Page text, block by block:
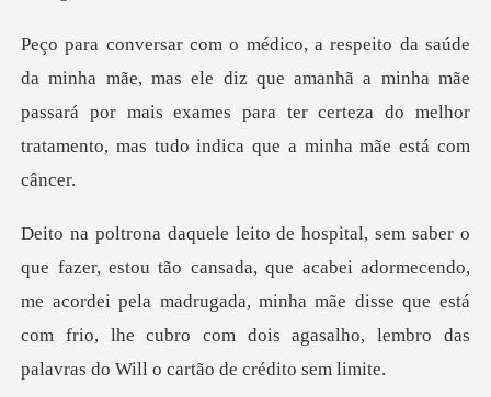
ele diz que amanhã a minha mãe
passará por mais exames para ter certez
que acabei adormecendo,
me acordei pela madrugada, minha mãe disse que está
com frio, l